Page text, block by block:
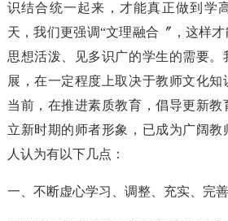
识结合统一起来，才能真正做到学
天，我们更强调“文理融合〞，这样
思想活泼、见多识广的学生的需要
展，在一定程度上取决于教师文化知
当前，在推进素质教育，倡导更新
立新时期的师者形象，已成为广阔教
人认为有以下几点：
一、不断虚心学习、调整、充实、完